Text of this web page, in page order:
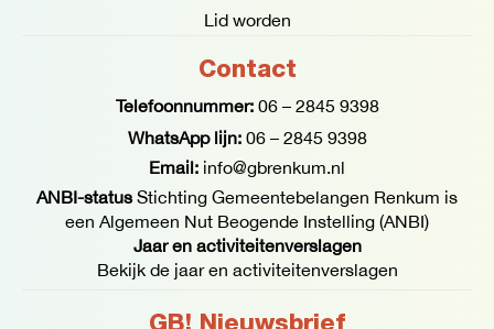
Lid worden
Contact
Telefoonnummer: 06 – 2845 9398
WhatsApp lijn: 06 – 2845 9398
Email: info@gbrenkum.nl
ANBI-statusStichting Gemeentebelangen Renkum is
een Algemeen Nut Beogende Instelling (ANBI)
Jaar en activiteitenverslagen
Bekijk de jaar en activiteitenverslagen
GB! Nieuwsbrief